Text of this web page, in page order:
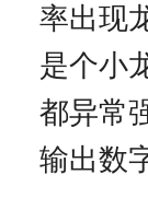
率出现
是个小
都异常
输出数